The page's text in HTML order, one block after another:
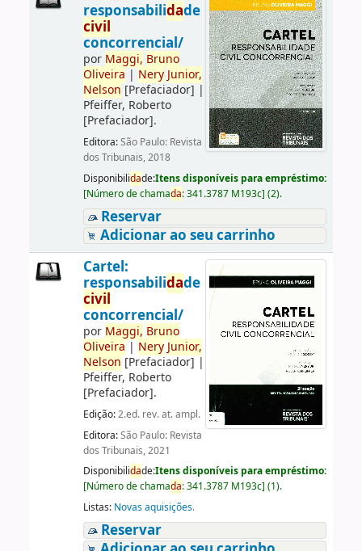
responsabilidade
civil
concorrencial/
por Maggi, Bruno
Oliveira | Nery Junior,
Nelson [Prefaciador] |
Pfeiffer, Roberto
[Prefaciador].
Editora:São Paulo: Revista
dos Tribunais, 2018
Disponibilidade:Itens disponíveis para empréstimo:
[Número de chamada:341.3787 M193c] (2).
Reservar
Adicionar ao seu carrinho
Cartel:
responsabilidade
civil
concorrencial/
por Maggi, Bruno
Oliveira | Nery Junior,
Nelson [Prefaciador] |
Pfeiffer, Roberto
[Prefaciador].
Edição:2.ed. rev. at. ampl.
Editora:São Paulo: Revista
dos Tribunais, 2021
Disponibilidade:Itens disponíveis para empréstimo:
[Número de chamada:341.3787 M193c] (1).
Listas: Novas aquisições.
Reservar